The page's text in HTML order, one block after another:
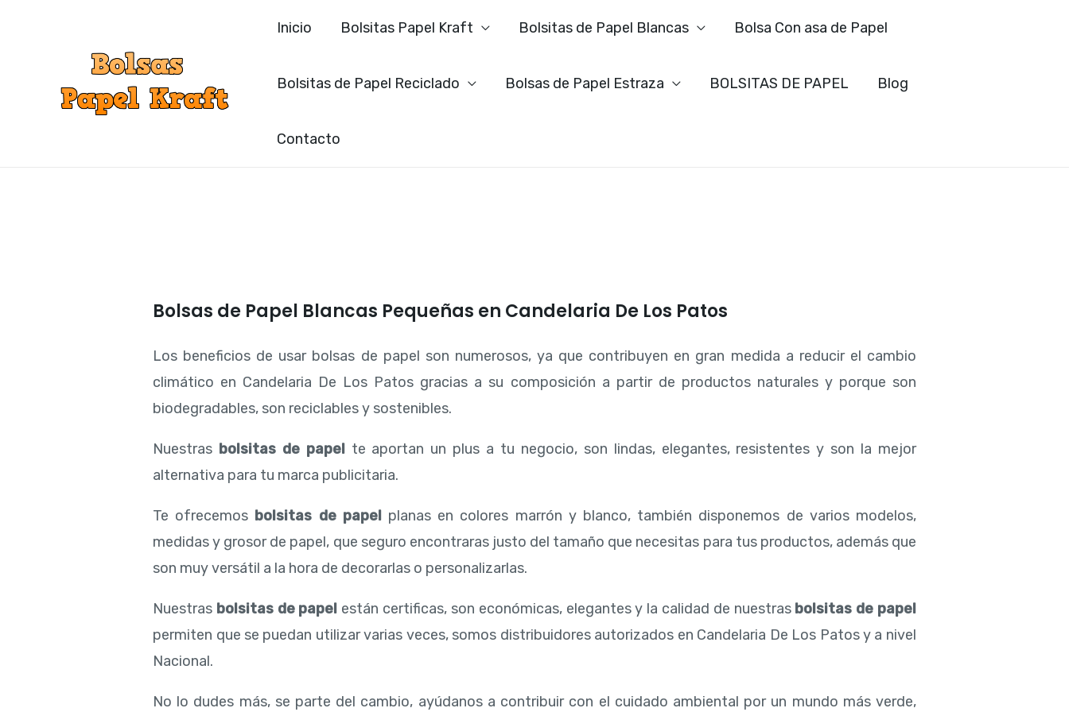
Inicio Bolsitas Papel Kraft Bolsitas de Papel Blancas Bolsa Con asa de Papel
Bolsitas de Papel Reciclado Bolsas de Papel Estraza BOLSITAS DE PAPEL Blog
Contacto
Bolsas de Papel Blancas Pequeñas en Candelaria De Los Patos
Los beneficios de usar bolsas de papel son numerosos, ya que contribuyen en gran medida a reducir el cambio
climático en Candelaria De Los Patos gracias a su composición a partir de productos naturales y porque son
biodegradables, son reciclables y sostenibles.
Nuestras bolsitas de papelte aportan un plus a tu negocio, son lindas, elegantes, resistentes y son la mejor
alternativa para tu marca publicitaria.
Te ofrecemos bolsitas de papelplanas en colores marrón y blanco, también disponemos de varios modelos,
medidas y grosor de papel, que seguro encontraras justo del tamaño que necesitas para tus productos, además que
son muy versátil a la hora de decorarlas o personalizarlas.
Nuestras bolsitas de papel están certificas, son económicas, elegantes y la calidad de nuestras bolsitas de papel
permiten que se puedan utilizar varias veces, somos distribuidores autorizados en Candelaria De Los Patos y a nivel
Nacional.
No lo dudes más, se parte del cambio, ayúdanos a contribuir con el cuidado ambiental por un mundo más verde,